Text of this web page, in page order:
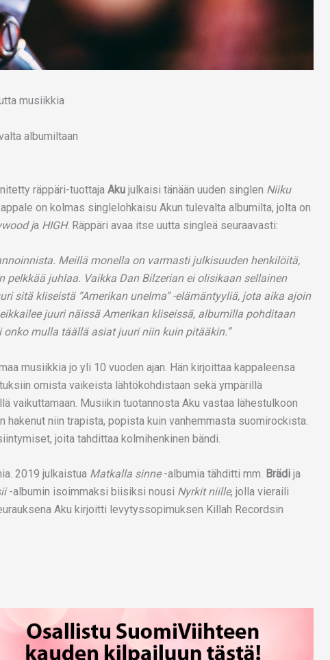
albumiltaan
räppäri-tuottaja Aku julkaisi tänään uuden singlen Niiku
on kolmas singlelohkaisu Akun tulevalta albumilta, jolta on
ja HIGH. Räppäri avaa itse uutta singleä seuraavasti:
Meillä monella on varmasti julkisuuden henkilöitä,
pelkkää juhlaa. Vaikka Dan Bilzerian ei olisikaan sellainen
sitä kliseistä ”Amerikan unelma” -elämäntyyliä, jota aika ajoin
juuri näissä Amerikan kliseissä, albumilla pohditaan
mulla täällä asiat juuri niin kuin pitääkin.”
musiikkia jo yli 10 vuoden ajan. Hän kirjoittaa kappaleensa
omista vaikeista lähtökohdistaan sekä ympärillä
vaikuttamaan. Musiikin tuotannosta Aku vastaa lähestulkoon
hakenut niin trapista, popista kuin vanhemmasta suomirockista.
joita tahdittaa kolmihenkinen bändi.
2019 julkaistua Matkalla sinne-albumia tähditti mm. Brädi ja
-albumin isoimmaksi biisiksi nousi Nyrkit niille, jolla vieraili
Aku kirjoitti levytyssopimuksen Killah Recordsin